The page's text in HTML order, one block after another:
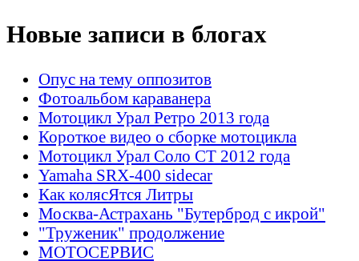
Новые записи в блогах
Опус на тему оппозитов
Фотоальбом караванера
Мотоцикл Урал Ретро 2013 года
Короткое видео о сборке мотоцикла
Мотоцикл Урал Соло СТ 2012 года
Yamaha SRX-400 sidecar
Как колясЯтся Литры
Москва-Астрахань "Бутерброд с икрой"
"Труженик" продолжение
МОТОСЕРВИС